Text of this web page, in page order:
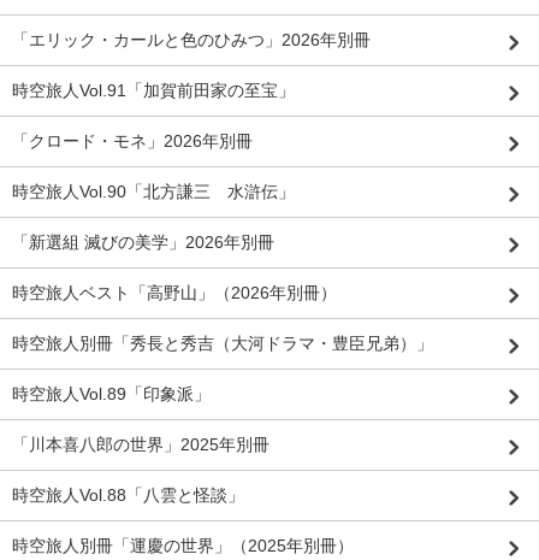
「エリック・カールと色のひみつ」2026年別冊
時空旅人Vol.91「加賀前田家の至宝」
「クロード・モネ」2026年別冊
時空旅人Vol.90「北方謙三 水滸伝」
「新選組 滅びの美学」2026年別冊
時空旅人ベスト「高野山」（2026年別冊）
時空旅人別冊「秀長と秀吉（大河ドラマ・豊臣兄弟）」
時空旅人Vol.89「印象派」
「川本喜八郎の世界」2025年別冊
時空旅人Vol.88「八雲と怪談」
時空旅人別冊「運慶の世界」（2025年別冊）